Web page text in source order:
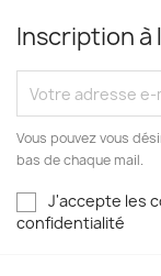
Inscription
Vous pouvez vous
bas de chaque mail.
J'accepte les
confidentialité